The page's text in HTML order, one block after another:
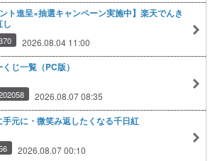
ト進呈×抽選キャンペーン実施中】楽天でんき
し
2026.08.04 11:00
じ一覧（PC版）
2026.08.07 08:35
手元に・微笑み返したくなる千日紅
2026.08.07 00:10